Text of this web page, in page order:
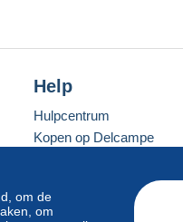
om de
om
Help
Hulpcentrum
Kopen op Delcampe
Een beveiligde website